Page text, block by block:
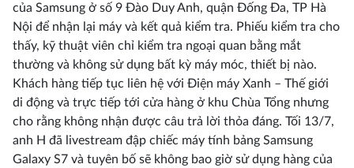
của Samsung ở số 9 Đào Duy Anh, quận Đống Đa, TP Hà
Nội để nhận lại máy và kết quả kiểm tra. Phiếu kiểm tra cho
thấy, kỹ thuật viên chỉ kiểm tra ngoại quan bằng mắt
thường và không sử dụng bất kỳ máy móc, thiết bị nào.
Khách hàng tiếp tục liên hệ với Điện máy Xanh – Thế giới
di động và trực tiếp tới cửa hàng ở khu Chùa Tổng nhưng
cho rằng không nhận được câu trả lời thỏa đáng. Tối 13/7,
anh H đã livestream đập chiếc máy tính bảng Samsung
Galaxy S7 và tuyên bố sẽ không bao giờ sử dụng hàng của